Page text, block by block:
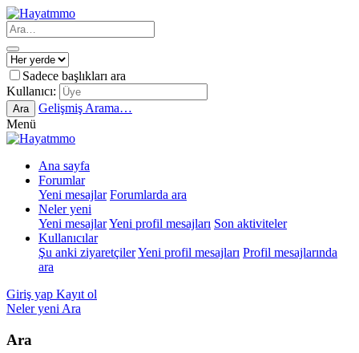
Sadece başlıkları ara
Kullanıcı:
Ara
Gelişmiş Arama…
Menü
Ana sayfa
Forumlar
Yeni mesajlar Forumlarda ara
Neler yeni
Yeni mesajlarYeni profil mesajları Son aktiviteler
Kullanıcılar
Şu anki ziyaretçilerYeni profil mesajları Profil mesajlarında
ara
Giriş yap Kayıt ol
Neler yeni Ara
Ara